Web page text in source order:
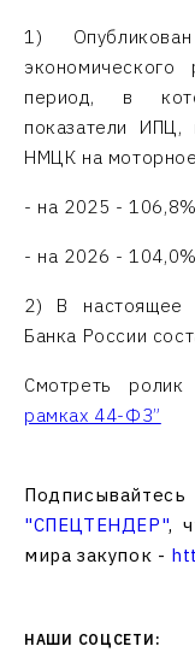
1)
период, в
показатели
НМЦК на
- на 2025 - 106,8%
- на 2026 -
2) В настоящее
Банка России
Смотреть ролик
рамках 44-ФЗ”
"СПЕЦТЕНДЕР",
мира закупок -
НАШИ СОЦСЕТИ: